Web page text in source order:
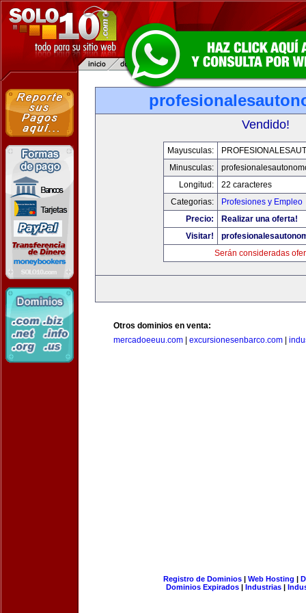
Vendido!
Mayusculas:
Minusculas:
Longitud:
22 caracteres
Categorias:
Profesiones y Empleo
Precio:
Realizar una oferta!
Visitar!
Serán consideradas
Otros dominios en venta:
mercadoeeuu.com
excursionesenbarco.com
Registro de Dominios| Web Hosting |
Dominios Expirados | Industrias |